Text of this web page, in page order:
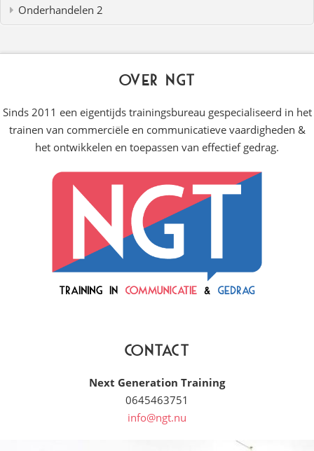
Onderhandelen 2
Over NGT
Sinds 2011 een eigentijds trainingsbureau gespecialiseerd in het
trainen van commerciële en communicatieve vaardigheden &
het ontwikkelen en toepassen van effectief gedrag.
Contact
Next Generation Training
0645463751
info@ngt.nu